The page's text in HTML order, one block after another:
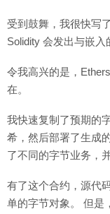
受到鼓舞，我很快写
Solidity 会发出与嵌入
令我高兴的是，
在。
我快速复制了预期的
希，然后部署了生成
了不同的字节业务，
有了这个合约，源代
单的字节对象。 但是